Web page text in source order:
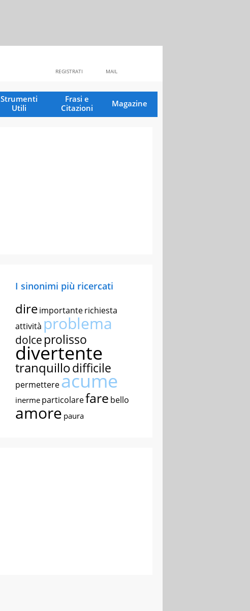
MAIL
REGISTRATI
Strumenti
Utili
Frasi e
Citazioni
Magazine
I sinonimi più ricercati
direimportanterichiesta
attività problema
dolce prolisso
divertente
tranquillodifficile
permettereacume
inerme particolarefare bello
amore paura